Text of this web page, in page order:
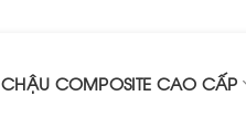
CHẬU COMPOSITE CAO CẤP